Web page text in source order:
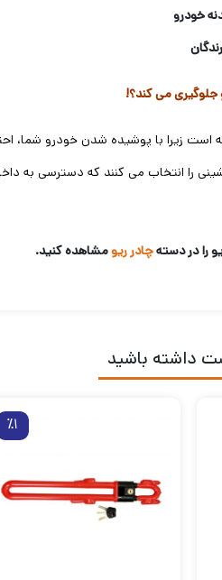
خودرو
جلوگیری می کند؟!
است زیرا با پوشیده شدن خودرو
را انتخاب می کنند که دسترسی به
را در دستهچادر ریومشاهده کنید.
داشته باشید
٪1